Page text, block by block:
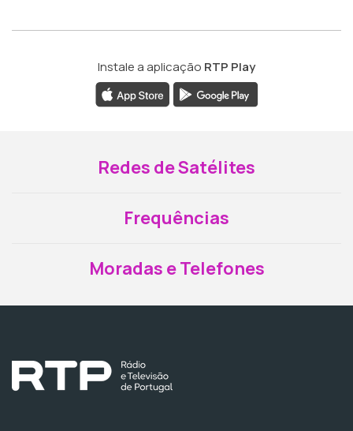
Instale a aplicação RTP Play
Redes de Satélites
Frequências
Moradas e Telefones